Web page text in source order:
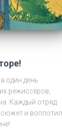
один день
режиссёров,
Каждый отряд
и воплотил